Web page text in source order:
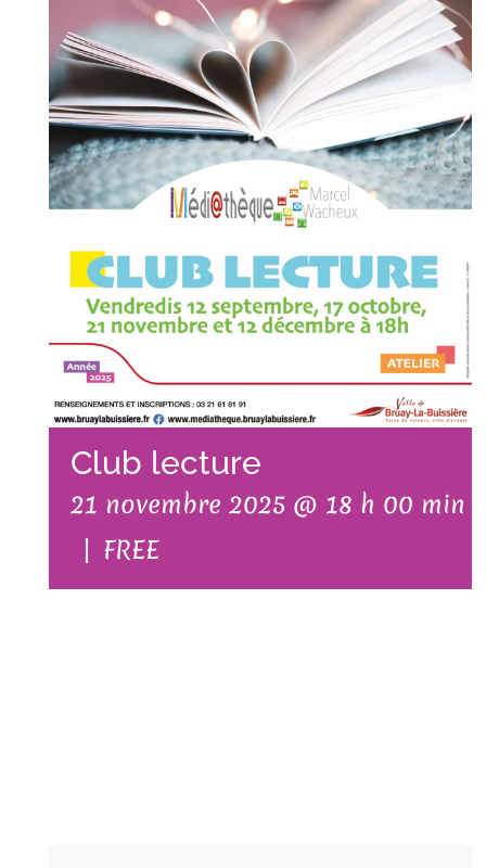
Club lecture
21 novembre 2025 @ 18 h 00 min
| FREE